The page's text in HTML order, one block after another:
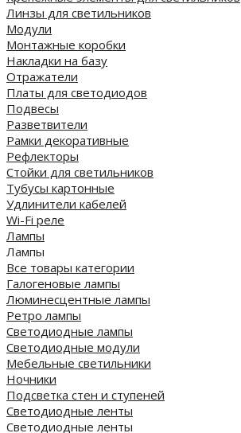
Линзы для светильников
Модули
Монтажные коробки
Накладки на базу
Отражатели
Платы для светодиодов
Подвесы
Разветвители
Рамки декоративные
Рефлекторы
Стойки для светильников
Тубусы картонные
Удлинители кабелей
Wi-Fi реле
Лампы
Лампы
Все товары категории
Галогеновые лампы
Люминесцентные лампы
Ретро лампы
Светодиодные лампы
Светодиодные модули
Мебельные светильники
Ночники
Подсветка стен и ступеней
Светодиодные ленты
Светодиодные ленты